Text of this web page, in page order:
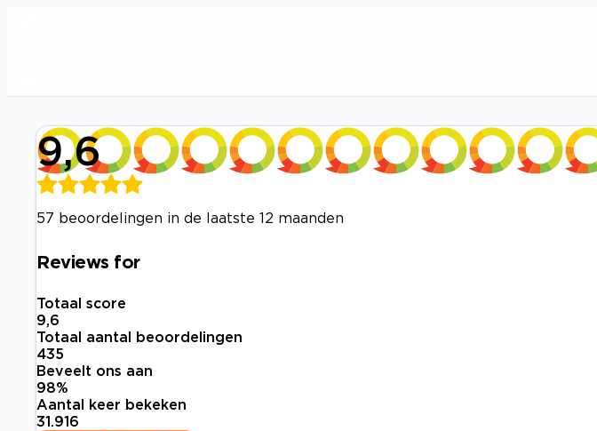
9,6
57 beoordelingen in de laatste 12 maanden
Reviews for
Totaal score
9,6
Totaal aantal beoordelingen
435
Beveelt ons aan
98%
Aantal keer bekeken
31.916